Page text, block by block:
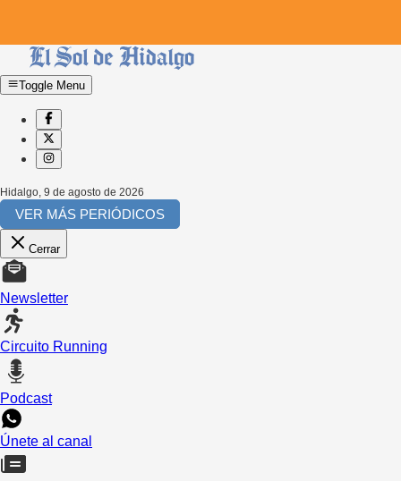
Toggle Menu
Hidalgo, 9 de agosto de 2026
VER MÁS PERIÓDICOS
Cerrar
Newsletter
Circuito Running
Podcast
Únete al canal